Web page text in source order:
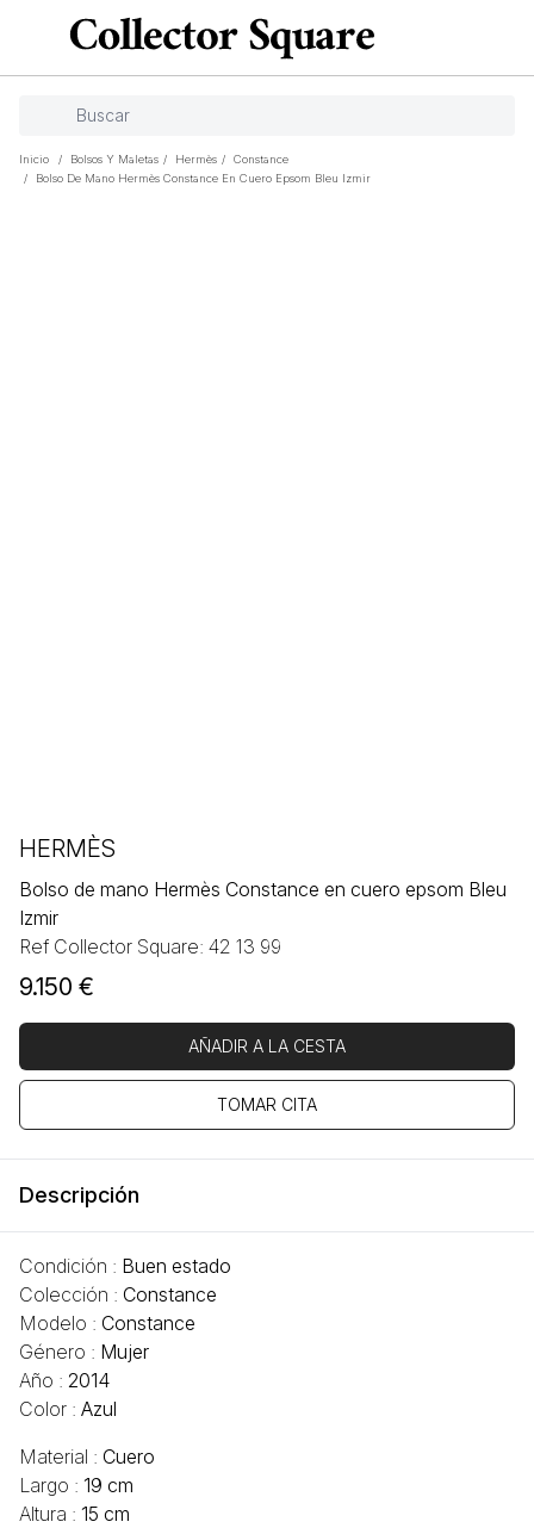
Inicio / Bolsos Y Maletas / Hermès /
Constance
/
Bolso De Mano Hermès Constance En Cuero Epsom Bleu Izmir
HERMÈS
Bolso de mano Hermès Constance en cuero epsom Bleu
Izmir
Ref Collector Square: 42 13 99
9.150 €
AÑADIR A LA CESTA
TOMAR CITA
Descripción
Condición : Buen estado
Colección : Constance
Modelo : Constance
Género : Mujer
Año : 2014
Color : Azul
Material : Cuero
Largo : 19 cm
Altura : 15 cm